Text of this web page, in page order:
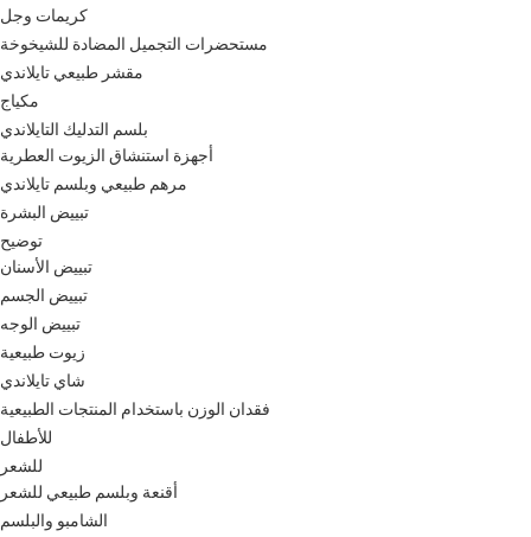
كريمات وجل
مستحضرات التجميل المضادة للشيخوخة
مقشر طبيعي تايلاندي
مكياج
بلسم التدليك التايلاندي
أجهزة استنشاق الزيوت العطرية
مرهم طبيعي وبلسم تايلاندي
تبييض البشرة
توضيح
تبييض الأسنان
تبييض الجسم
تبييض الوجه
زيوت طبيعية
شاي تايلاندي
فقدان الوزن باستخدام المنتجات الطبيعية
للأطفال
للشعر
أقنعة وبلسم طبيعي للشعر
الشامبو والبلسم